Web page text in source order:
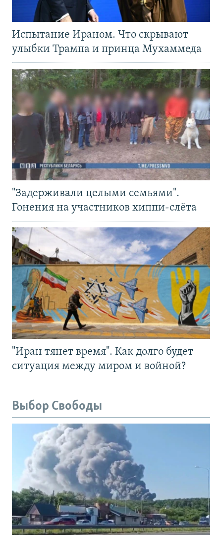
Испытание Ираном. Что скрывают
улыбки Трампа и принца Мухаммеда
"Задерживали целыми семьями".
Гонения на участников хиппи-слёта
"Иран тянет время". Как долго будет
ситуация между миром и войной?
Выбор Свободы